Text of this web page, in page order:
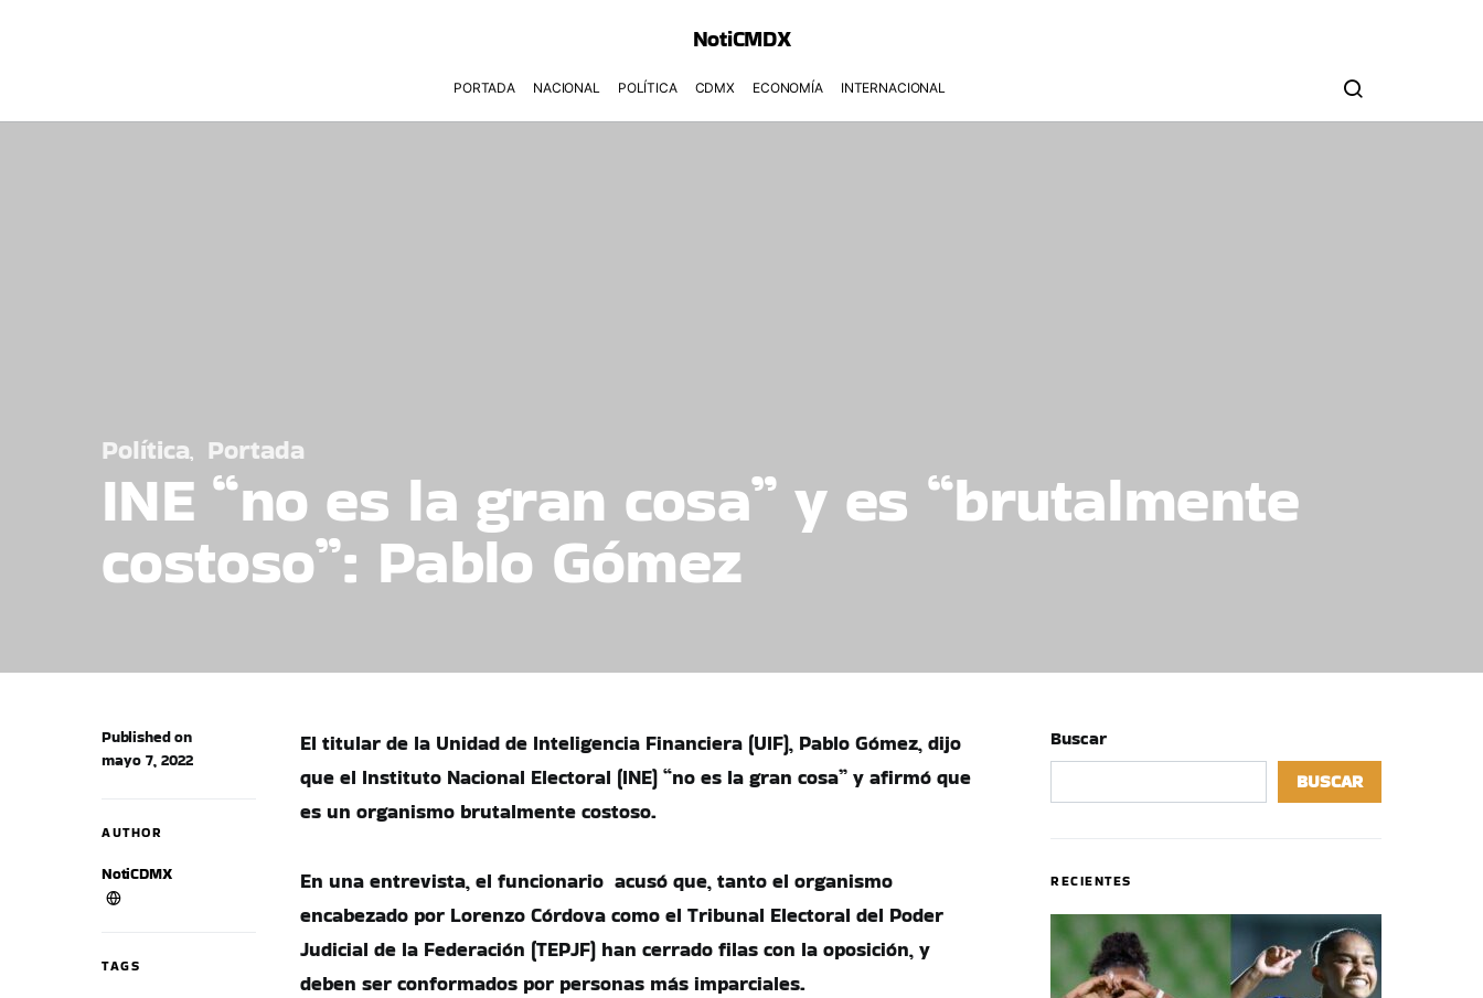
NotiCMDX
PORTADA NACIONAL POLÍTICA CDMX ECONOMÍA INTERNACIONAL
Política Portada
INE “no es la gran cosa” y es “brutalmente
costoso”: Pablo Gómez
Published on
mayo 7, 2022
AUTHOR
NotiCDMX
TAGS
El titular de la Unidad de Inteligencia Financiera (UIF), Pablo Gómez, dijo
que el Instituto Nacional Electoral (INE) “no es la gran cosa” y afirmó que
es un organismo brutalmente costoso.
En una entrevista, el funcionario acusó que, tanto el organismo
encabezado por Lorenzo Córdova como el Tribunal Electoral del Poder
Judicial de la Federación (TEPJF) han cerrado filas con la oposición, y
deben ser conformados por personas más imparciales.
Buscar
BUSCAR
RECIENTES